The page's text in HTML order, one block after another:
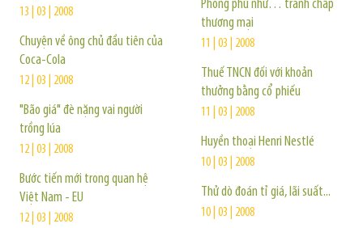
13 | 03 | 2008
Chuyện về ông chủ đầu tiên của
Coca-Cola
12 | 03 | 2008
"Bão giá" đè nặng vai người
trồng lúa
12 | 03 | 2008
Bước tiến mới trong quan hệ
Việt Nam - EU
12 | 03 | 2008
Phong phú như… tranh chấp
thương mại
11 | 03 | 2008
Thuế TNCN đối với khoản
thưởng bằng cổ phiếu
11 | 03 | 2008
Huyền thoại Henri Nestlé
10 | 03 | 2008
Thử dò đoán tỉ giá, lãi suất...
10 | 03 | 2008